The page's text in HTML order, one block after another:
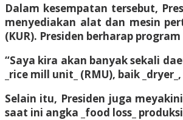
Dalam kesempatan tersebut,
menyediakan alat dan mesin
(KUR). Presiden berharap
“Saya kira akan banyak sekali
_rice mill unit_ (RMU), baik
Selain itu, Presiden juga
saat ini angka _food loss_